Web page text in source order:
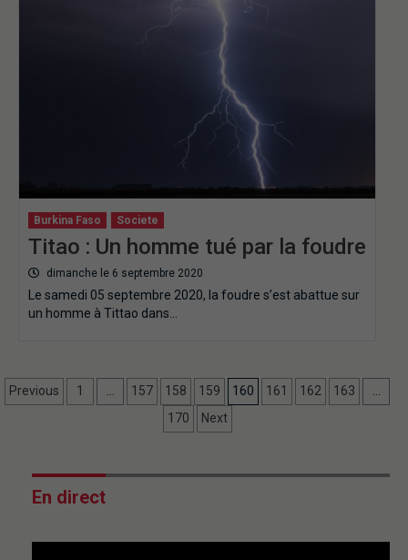
Burkina Faso Societe
Titao : Un homme tué par la foudre
dimanche le 6 septembre 2020
Le samedi 05 septembre 2020, la foudre s’est abattue sur
un homme à Tittao dans…
Previous 1 157 158 159 160 161 162 163
170
Next
En direct